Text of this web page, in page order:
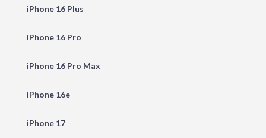
iPhone 16 Plus
iPhone 16 Pro
iPhone 16 Pro Max
iPhone 16e
iPhone 17